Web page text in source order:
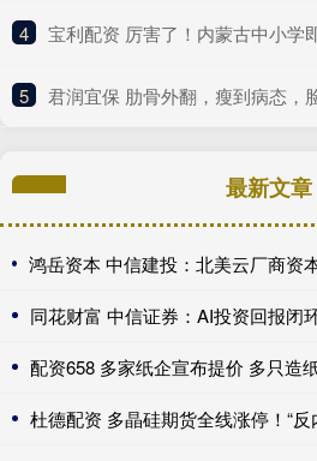
4 宝利配资 厉害了！内蒙古中小学
5 君润宜保 肋骨外翻，瘦到病态，脸部扭曲
最新文章
同花财富 中信证券：AI投资回报闭
配资658 多家纸企宣布提价 多只造